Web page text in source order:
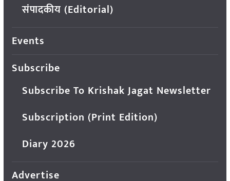
संपादकीय (Editorial)
Events
Subscribe
Subscribe To Krishak Jagat Newsletter
Subscription (Print Edition)
Diary 2026
Advertise